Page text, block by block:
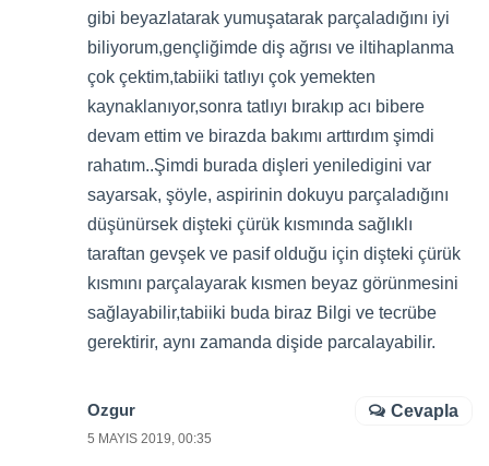
gibi beyazlatarak yumuşatarak parçaladığını iyi
biliyorum,gençliğimde diş ağrısı ve iltihaplanma
çok çektim,tabiiki tatlıyı çok yemekten
kaynaklanıyor,sonra tatlıyı bırakıp acı bibere
devam ettim ve birazda bakımı arttırdım şimdi
rahatım..Şimdi burada dişleri yeniledigini var
sayarsak, şöyle, aspirinin dokuyu parçaladığını
düşünürsek dişteki çürük kısmında sağlıklı
taraftan gevşek ve pasif olduğu için dişteki çürük
kısmını parçalayarak kısmen beyaz görünmesini
sağlayabilir,tabiiki buda biraz Bilgi ve tecrübe
gerektirir, aynı zamanda dişide parcalayabilir.
Ozgur
5 MAYIS 2019, 00:35
Cevapla